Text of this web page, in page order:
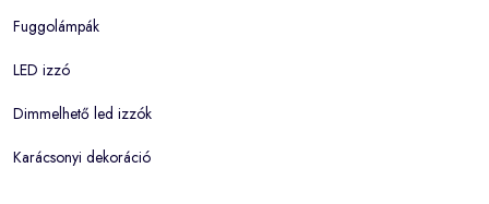
Fuggolámpák
LED izzó
Dimmelhető led izzók
Karácsonyi dekoráció